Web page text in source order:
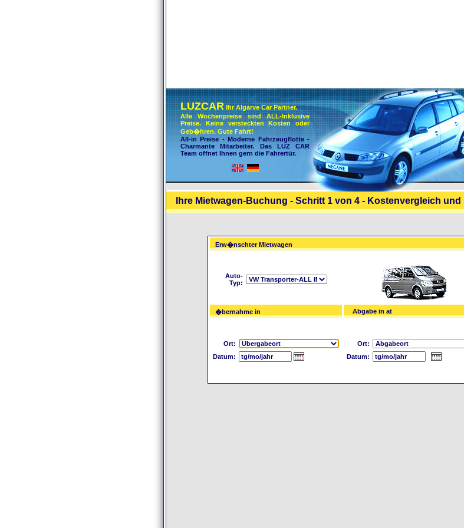
LUZCAR Ihr Algarve Car Partner.
Alle Wochenpreise sind ALL-Inklusive
Preise. Keine versteckten Kosten oder
Geb�hren. Gute Fahrt!
All-in Preise - Moderne Fahrzeugflotte -
Charmante Mitarbeiter. Das LUZ CAR
Team offnet Ihnen gern die Fahrertür.
Ihre Mietwagen-Buchung - Schritt 1 von 4 - Kostenvergleich
Erw�nschter Mietwagen
Auto-
Typ:
�bernahme in Abgabe in at
Ort:
Datum:
Ort:
Datum: